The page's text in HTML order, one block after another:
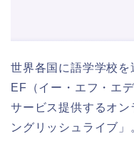
世界各国に語学学校
EF（イー・エフ・エ
サービス提供するオ
ングリッシュライブ」